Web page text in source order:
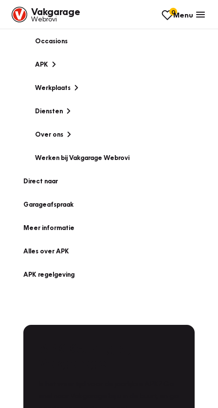
Vakgarage
Webrovi
0Menu
Occasions
APK
Werkplaats
Diensten
Over ons
Werken bij Vakgarage Webrovi
Direct naar
Garageafspraak
Meer informatie
Alles over APK
APK regelgeving